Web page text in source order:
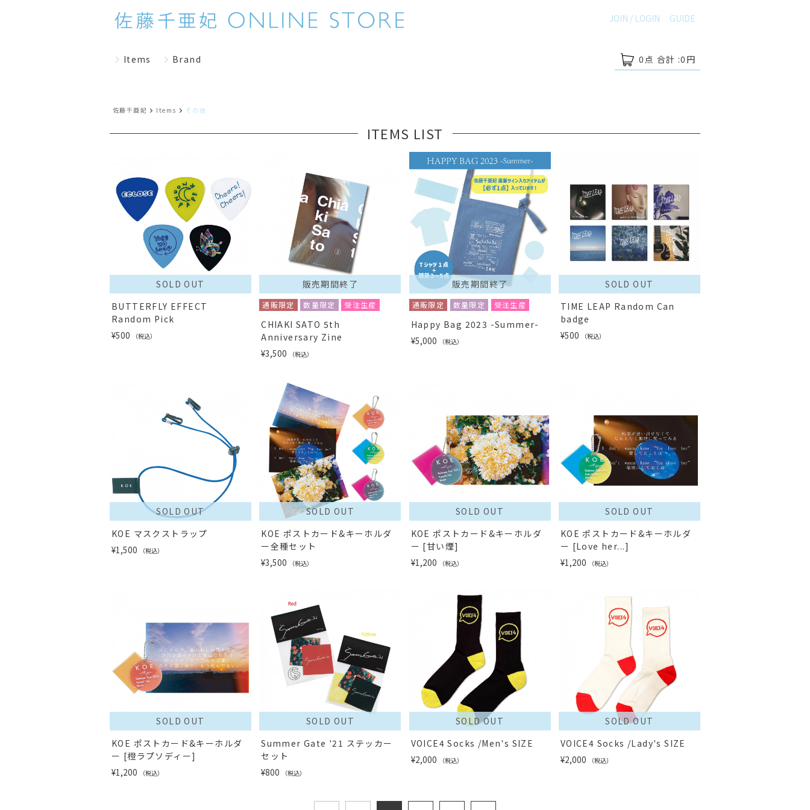
JOIN / LOGIN GUIDE
Items Brand 0 点 合計 :0 円
佐藤千亜妃 Items その他
ITEMS LIST
SOLD OUT
BUTTERFLY EFFECT
Random Pick
¥500
（税込）
販売期間終了
通販限定 数量限定 受注生産
CHIAKI SATO 5th
Anniversary Zine
¥3,500
（税込）
販売期間終了
通販限定 数量限定 受注生産
Happy Bag 2023 -Summer-
¥5,000
（税込）
SOLD OUT
TIME LEAP Random Can
badge
¥500
（税込）
SOLD OUT
KOE マスクストラップ
¥1,500
（税込）
SOLD OUT
KOE ポストカード&キーホルダ
ー全種セット
¥3,500
（税込）
SOLD OUT
KOE ポストカード&キーホルダ
ー [甘い煙]
¥1,200
（税込）
SOLD OUT
KOE ポストカード&キーホルダ
ー [Love her...]
¥1,200
（税込）
SOLD OUT
KOE ポストカード&キーホルダ
ー [橙ラプソディー]
¥1,200
（税込）
SOLD OUT
Summer Gate '21 ステッカー
セット
¥800
（税込）
SOLD OUT
VOICE4 Socks /Men's SIZE
¥2,000
（税込）
SOLD OUT
VOICE4 Socks /Lady's SIZE
¥2,000
（税込）